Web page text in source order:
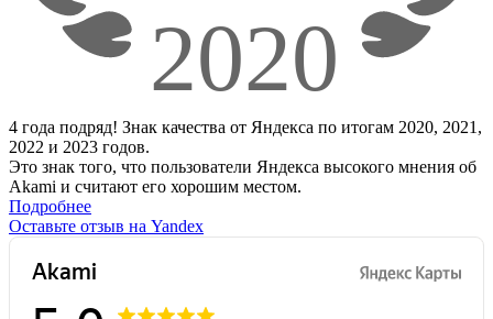
4 года подряд! Знак качества от Яндекса по итогам 2020, 2021,
2022 и 2023 годов.
Это знак того, что пользователи Яндекса высокого мнения об
Akami и считают его хорошим местом.
Подробнее
Оставьте отзыв на Yandex